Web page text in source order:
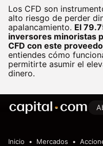
Los CFD son
alto riesgo de perder
apalancamiento. El
inversores minoristas
CFD con este
entiendes cómo
permitirte asumir el
dinero.
Inicio Mercados